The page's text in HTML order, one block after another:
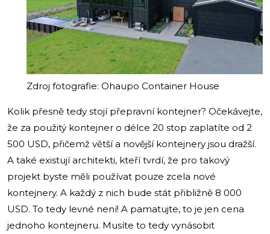
Zdroj fotografie: Ohaupo Container House
Kolik přesně tedy stojí přepravní kontejner? Očekávejte,
že za použitý kontejner o délce 20 stop zaplatíte od 2
500 USD, přičemž větší a novější kontejnery jsou dražší.
A také existují architekti, kteří tvrdí, že pro takový
projekt byste měli používat pouze zcela nové
kontejnery. A každý z nich bude stát přibližně 8 000
USD. To tedy levné není! A pamatujte, to je jen cena
jednoho kontejneru. Musíte to tedy vynásobit